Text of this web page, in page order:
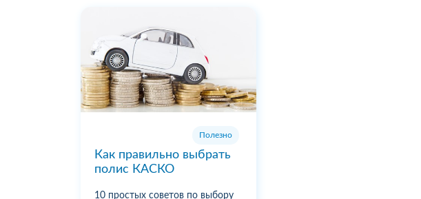
Полезно
Как правильно выбрать
полис КАСКО
10 простых советов по выбору